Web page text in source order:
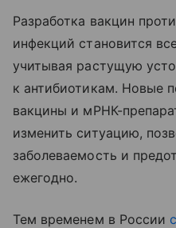
Разработка вакцин
инфекций становится
учитывая растущую
к антибиотикам. Новые
вакцины и мРНК-
изменить ситуацию,
заболеваемость и
ежегодно.
Тем временем в России